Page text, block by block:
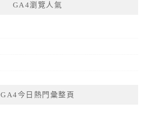
GA4瀏覽人氣
GA4今日熱門彙整頁